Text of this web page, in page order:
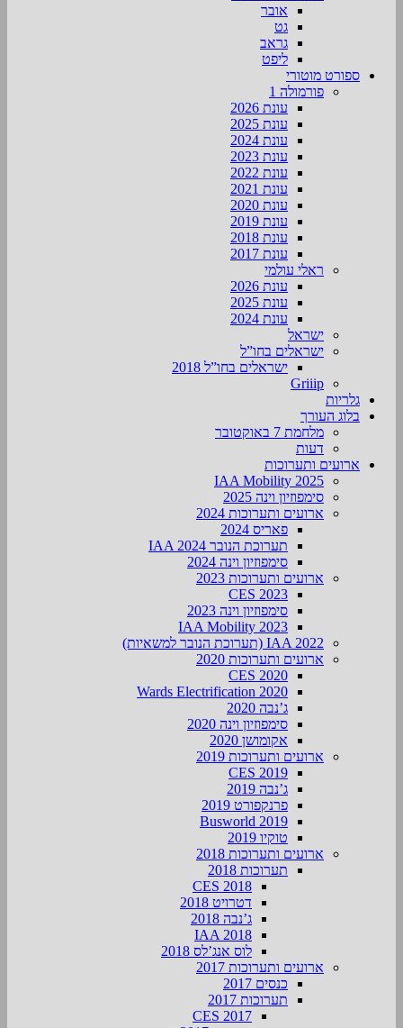
אובר
גט
גראב
ליפט
ספורט מוטורי
פורמולה 1
עונת 2026
עונת 2025
עונת 2024
עונת 2023
עונת 2022
עונת 2021
עונת 2020
עונת 2019
עונת 2018
עונת 2017
ראלי עולמי
עונת 2026
עונת 2025
עונת 2024
ישראל
ישראלים בחו”ל
ישראלים בחו”ל 2018
Griiip
גלריות
בלוג העורך
מלחמת 7 באוקטובר
דעות
ארועים ותערוכות
2025 IAA Mobility
סימפוזיון וינה 2025
ארועים ותערוכות 2024
פאריס 2024
תערוכת הנובר IAA 2024
סימפוזיון וינה 2024
ארועים ותערוכות 2023
CES 2023
סימפוזיון וינה 2023
IAA Mobility 2023
IAA 2022 (תערוכת הנובר למשאיות)
ארועים ותערוכות 2020
CES 2020
Wards Electrification 2020
ג’נבה 2020
סימפוזיון וינה 2020
אקומושן 2020
ארועים ותערוכות 2019
CES 2019
ג’נבה 2019
פרנקפורט 2019
Busworld 2019
טוקיו 2019
ארועים ותערוכות 2018
תערוכות 2018
CES 2018
דטרויט 2018
ג’נבה 2018
IAA 2018
לוס אנג’לס 2018
ארועים ותערוכות 2017
כנסים 2017
תערוכות 2017
CES 2017